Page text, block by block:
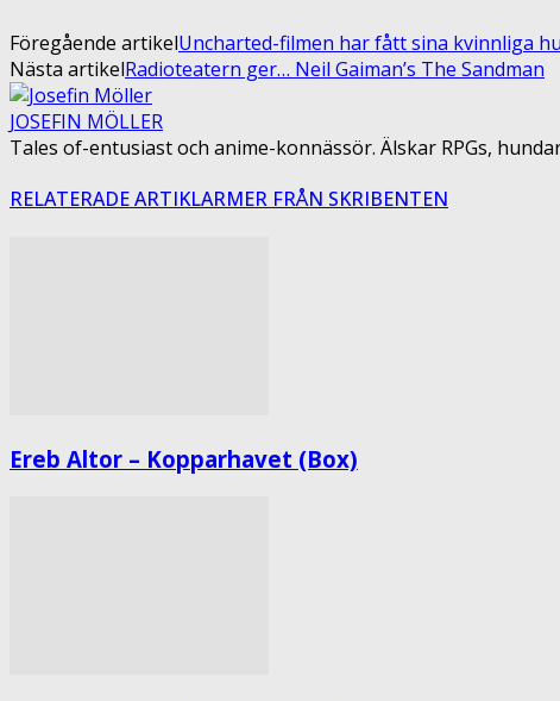
Föregående artikelUncharted-filmen har fått sina kvinnliga
Nästa artikelRadioteatern ger… Neil Gaiman’s The Sandman
JOSEFIN MÖLLER
Tales of-entusiast och anime-konnässör. Älskar RPGs,
RELATERADE ARTIKLARMER FRÅN SKRIBENTEN
Ereb Altor – Kopparhavet (Box)